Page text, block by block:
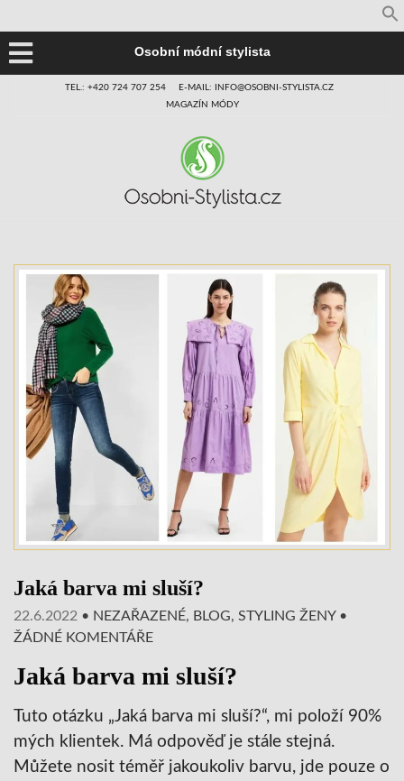
Osobní módní stylista
TEL.: +420 724 707 254
E-MAIL: INFO@OSOBNI-STYLISTA.CZ
MAGAZÍN MÓDY
Jaká barva mi sluší?
22.6.2022 • NEZAŘAZENÉ, BLOG, STYLING ŽENY•
ŽÁDNÉ KOMENTÁŘE
Jaká barva mi sluší?
Tuto otázku „Jaká barva mi sluší?“, mi položí 90%
mých klientek. Má odpověď je stále stejná.
Můžete nosit téměř jakoukoliv barvu, jde pouze o